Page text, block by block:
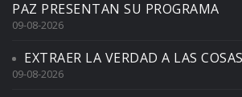
PAZ PRESENTAN SU PROGRAMA
09-08-2026
EXTRAER LA VERDAD A LAS
09-08-2026